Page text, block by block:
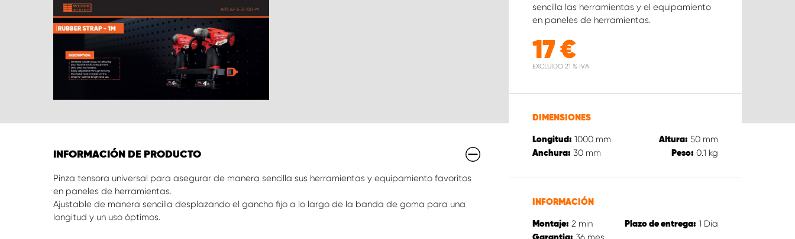
sencilla las herramientas y el equipamiento
en paneles de herramientas.
17€
EXCLUIDO 21 % IVA
DIMENSIONES
Longitud: 1000 mm Altura: 50 mm
Anchura: 30 mm Peso: 0.1 kg
INFORMACIÓN
Montaje: 2 min Plazo de entrega: 1 Dia
INFORMACIÓN DE PRODUCTO
Pinza tensora universal para asegurar de manera sencilla sus herramientas y equipamiento favoritos
en paneles de herramientas.
Ajustable de manera sencilla desplazando el gancho fijo a lo largo de la banda de goma para una
longitud y un uso óptimos.